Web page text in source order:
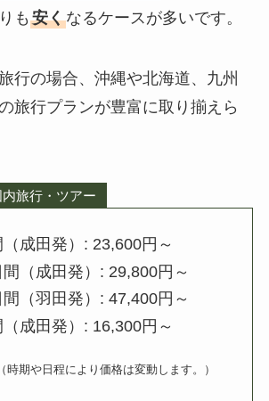
も 安くなるケースが多いです。
行の場合、沖縄や北海道、九州
旅行プランが豊富に取り揃えら
旅行・ツアー
成田発）: 23,600円～
（成田発）: 29,800円～
（羽田発）: 47,400円～
成田発）: 16,300円～
期や日程により価格は変動します。）